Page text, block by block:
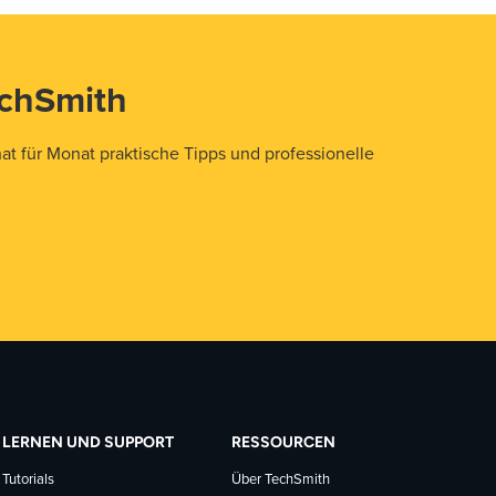
für Monat praktische Tipps und professionelle
LERNEN UND SUPPORT
Tutorials
RESSOURCEN
Über TechSmith